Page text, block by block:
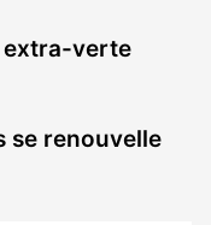
extra-verte
se renouvelle